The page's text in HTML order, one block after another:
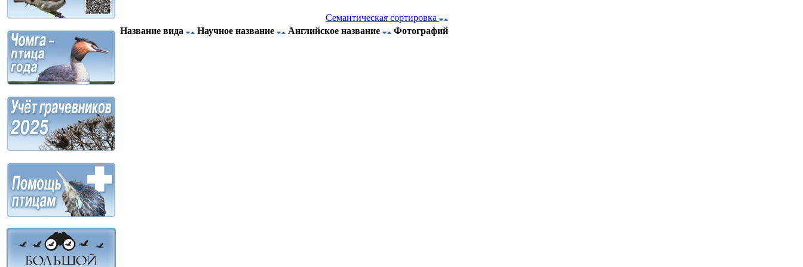
Семантическая сортировка
Название вида
Научное название Английское название Фотографий